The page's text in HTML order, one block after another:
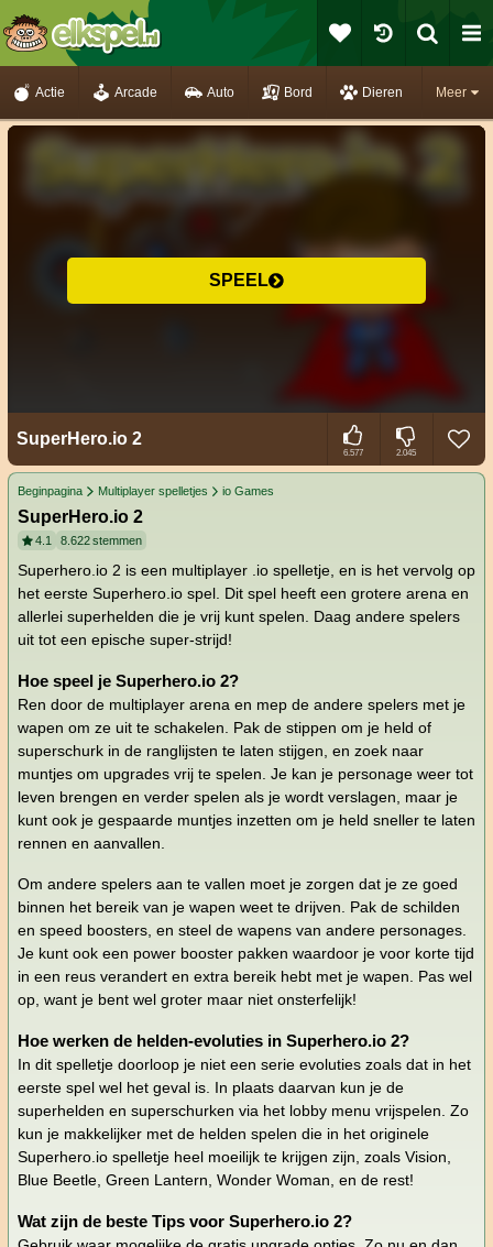
Meer
Actie Arcade Auto Bord Dieren
SPEEL
SuperHero.io 2
6.577 2.045
Beginpagina Multiplayer spelletjes io Games
SuperHero.io 2
4.1 8.622stemmen
Superhero.io 2 is een multiplayer .io spelletje, en is het vervolg op
het eerste Superhero.io spel. Dit spel heeft een grotere arena en
allerlei superhelden die je vrij kunt spelen. Daag andere spelers
uit tot een epische super-strijd!
Hoe speel je Superhero.io 2?
Ren door de multiplayer arena en mep de andere spelers met je
wapen om ze uit te schakelen. Pak de stippen om je held of
superschurk in de ranglijsten te laten stijgen, en zoek naar
muntjes om upgrades vrij te spelen. Je kan je personage weer tot
leven brengen en verder spelen als je wordt verslagen, maar je
kunt ook je gespaarde muntjes inzetten om je held sneller te laten
rennen en aanvallen.
Om andere spelers aan te vallen moet je zorgen dat je ze goed
binnen het bereik van je wapen weet te drijven. Pak de schilden
en speed boosters, en steel de wapens van andere personages.
Je kunt ook een power booster pakken waardoor je voor korte tijd
in een reus verandert en extra bereik hebt met je wapen. Pas wel
op, want je bent wel groter maar niet onsterfelijk!
Hoe werken de helden-evoluties in Superhero.io 2?
In dit spelletje doorloop je niet een serie evoluties zoals dat in het
eerste spel wel het geval is. In plaats daarvan kun je de
superhelden en superschurken via het lobby menu vrijspelen. Zo
kun je makkelijker met de helden spelen die in het originele
Superhero.io spelletje heel moeilijk te krijgen zijn, zoals Vision,
Blue Beetle, Green Lantern, Wonder Woman, en de rest!
Wat zijn de beste Tips voor Superhero.io 2?